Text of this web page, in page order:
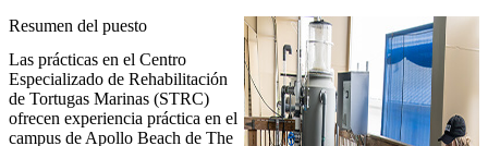
Resumen del puesto
Las prácticas en el Centro
Especializado de Rehabilitación
de Tortugas Marinas (STRC)
ofrecen experiencia práctica en el
campus de Apollo Beach de The